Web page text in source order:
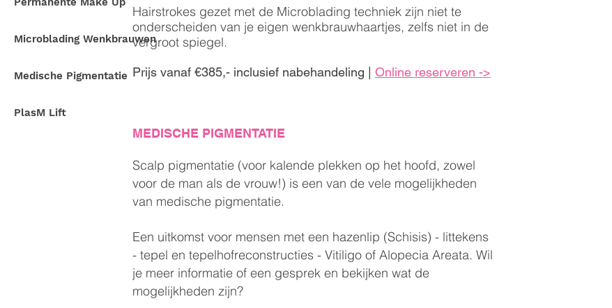
Microblading Wenkbrauwen
Medische Pigmentatie
PlasM Lift
Hairstrokes gezet met de Microblading techniek zijn niet te
onderscheiden van je eigen wenkbrauwhaartjes, zelfs niet in de
vergroot spiegel.
Prijs vanaf €385,- inclusief nabehandeling | Online reserveren ->
MEDISCHE PIGMENTATIE
Scalp pigmentatie (voor kalende plekken op het hoofd, zowel
voor de man als de vrouw!) is een van de vele mogelijkheden
van medische pigmentatie.
Een uitkomst voor mensen met een hazenlip (Schisis) - littekens
- tepel en tepelhofreconstructies - Vitiligo of Alopecia Areata. Wil
je meer informatie of een gesprek en bekijken wat de
mogelijkheden zijn?